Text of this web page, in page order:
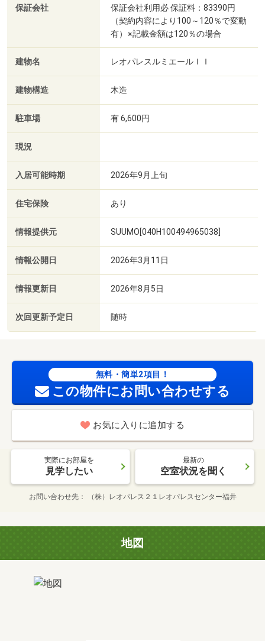
保証会社
保証会社利用必 保証料：83390円
（契約内容により100～120％で変動
有）※記載金額は120％の場合
建物名 レオパレスルミエールＩＩ
建物構造 木造
駐車場 有 6,600円
現況
入居可能時期 2026年9月上旬
住宅保険 あり
情報提供元 SUUMO[040H100494965038]
情報公開日 2026年3月11日
情報更新日 2026年8月5日
次回更新予定日 随時
無料・簡単2項目！
この物件にお問い合わせする
お気に入りに追加する
実際にお部屋を
見学したい
最新の
空室状況を聞く
お問い合わせ先 （株）レオパレス２１レオパレスセンター福井
地図